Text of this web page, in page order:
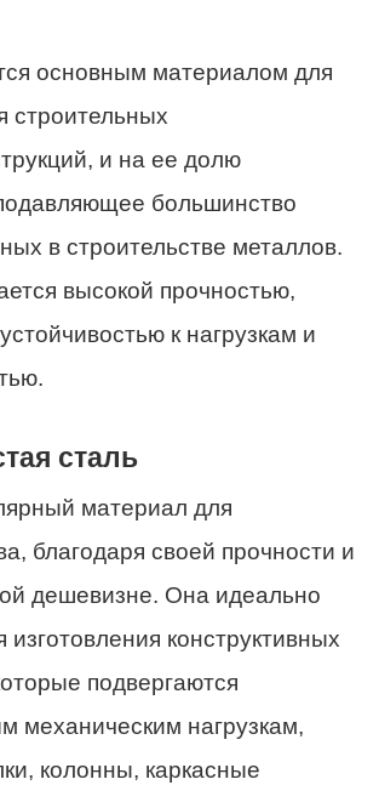
основным материалом для
строительных
и на ее долю
большинство
в строительстве металлов.
высокой прочностью,
к нагрузкам и
сталь
материал для
благодаря своей прочности и
дешевизне. Она идеально
изготовления конструктивных
подвергаются
механическим нагрузкам,
колонны, каркасные